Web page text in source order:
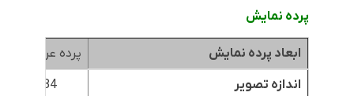
پرده نمایش
ابعاد پرده نمایش
پرده عرض 1.8متر
اندازه تصویر
84 اینچ